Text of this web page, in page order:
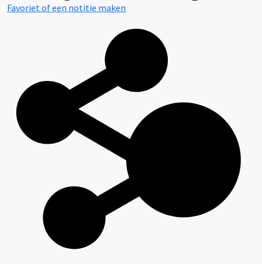
Favoriet of een notitie maken